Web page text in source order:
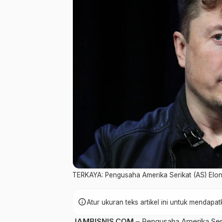
TERKAYA: Pengusaha Amerika Serikat (AS)
infoAtur ukuran teks artikel ini untuk